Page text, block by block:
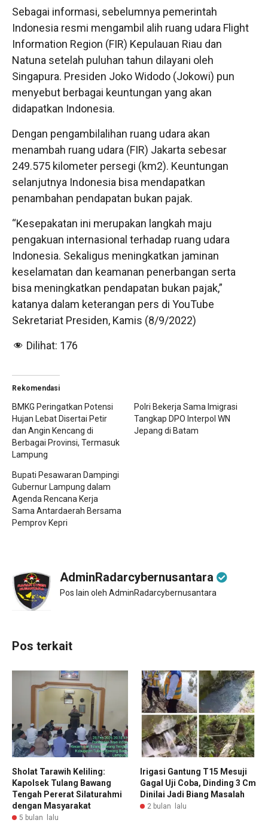
Sebagai informasi, sebelumnya pemerintah
Indonesia resmi mengambil alih ruang udara Flight
Information Region (FIR) Kepulauan Riau dan
Natuna setelah puluhan tahun dilayani oleh
Singapura. Presiden Joko Widodo (Jokowi) pun
menyebut berbagai keuntungan yang akan
didapatkan Indonesia.
Dengan pengambilalihan ruang udara akan
menambah ruang udara (FIR) Jakarta sebesar
249.575 kilometer persegi (km2). Keuntungan
selanjutnya Indonesia bisa mendapatkan
penambahan pendapatan bukan pajak.
“Kesepakatan ini merupakan langkah maju
pengakuan internasional terhadap ruang udara
Indonesia. Sekaligus meningkatkan jaminan
keselamatan dan keamanan penerbangan serta
bisa meningkatkan pendapatan bukan pajak,”
katanya dalam keterangan pers di YouTube
Sekretariat Presiden, Kamis (8/9/2022)
Dilihat: 176
Rekomendasi
BMKG Peringatkan Potensi
Hujan Lebat Disertai Petir
dan Angin Kencang di
Berbagai Provinsi, Termasuk
Lampung
Polri Bekerja Sama Imigrasi
Tangkap DPO Interpol WN
Jepang di Batam
Bupati Pesawaran Dampingi
Gubernur Lampung dalam
Agenda Rencana Kerja
Sama Antardaerah Bersama
Pemprov Kepri
AdminRadarcybernusantara
Pos lain oleh AdminRadarcybernusantara
Pos terkait
Sholat Tarawih Keliling:
Kapolsek Tulang Bawang
Tengah Pererat Silaturahmi
dengan Masyarakat
5 bulan lalu
Irigasi Gantung T15 Mesuji
Gagal Uji Coba, Dinding 3 Cm
Dinilai Jadi Biang Masalah
2 bulan lalu